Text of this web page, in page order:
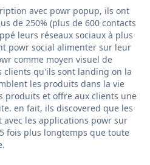
avec powr popup, ils ont
de 250% (plus de 600 contacts
leurs réseaux sociaux à plus
powr social alimenter sur leur
comme moyen visuel de
qu'ils sont landing on la
les produits dans la vie
produits et offre aux clients une
en fait, ils discovered que les
les applications powr sur
fois plus longtemps que toute